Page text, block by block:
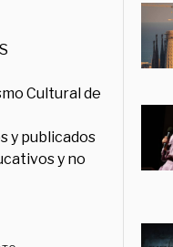
Cultural de
y publicados
y no